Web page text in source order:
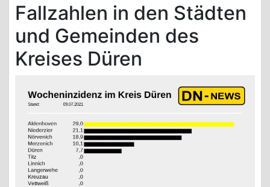
Fallzahlen in den Städten
und Gemeinden des
Kreises Düren